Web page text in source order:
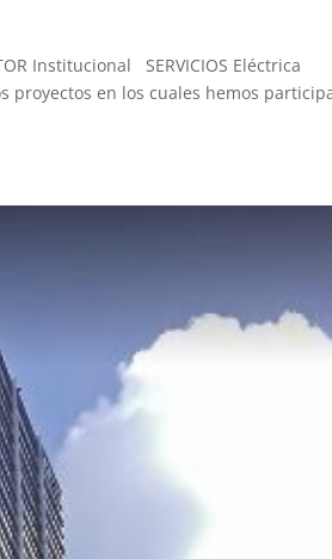
Institucional SERVICIOS Eléctrica
proyectos en los cuales hemos